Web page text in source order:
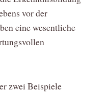
vor der
eine wesentliche
zwei Beispiele